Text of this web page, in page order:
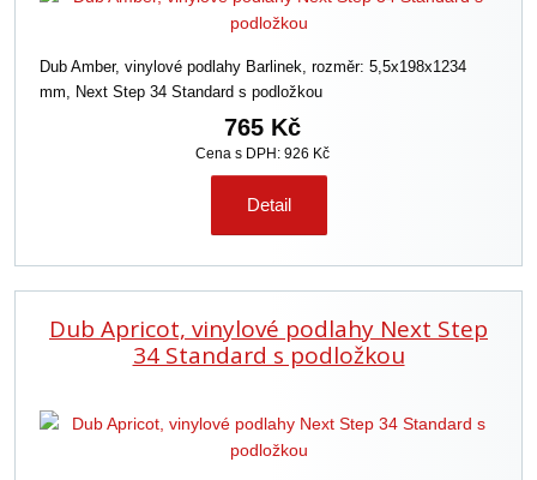
Dub Amber, vinylové podlahy Barlinek, rozměr: 5,5x198x1234
mm, Next Step 34 Standard s podložkou
765 Kč
Cena s DPH: 926 Kč
Detail
Dub Apricot, vinylové podlahy Next Step
34 Standard s podložkou